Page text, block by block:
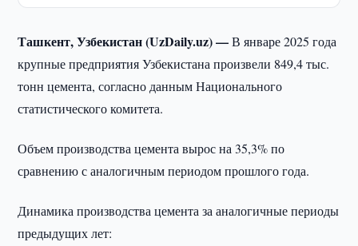
Ташкент, Узбекистан (UzDaily.uz) —В январе 2025 года
крупные предприятия Узбекистана произвели 849,4 тыс.
тонн цемента, согласно данным Национального
статистического комитета.
Объем производства цемента вырос на 35,3% по
сравнению с аналогичным периодом прошлого года.
Динамика производства цемента за аналогичные периоды
предыдущих лет: